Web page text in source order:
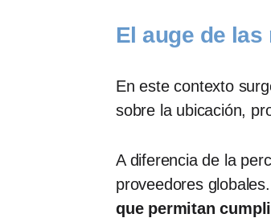
El auge de
En este contexto
sobre la ubicación,
A diferencia de la
proveedores
que permitan